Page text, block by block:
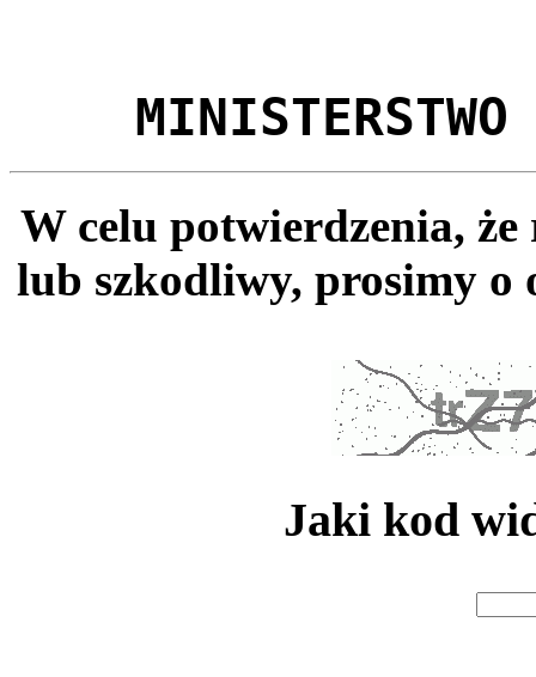
MINISTERSTWO
W celu potwierdzenia,
lub szkodliwy, prosimy o
Jaki kod